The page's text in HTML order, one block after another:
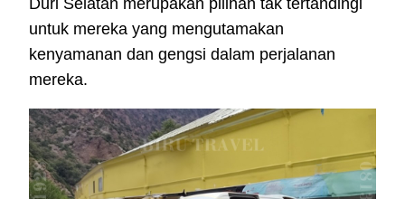
Duri Selatan merupakan pilihan tak tertandingi
untuk mereka yang mengutamakan
kenyamanan dan gengsi dalam perjalanan
mereka.